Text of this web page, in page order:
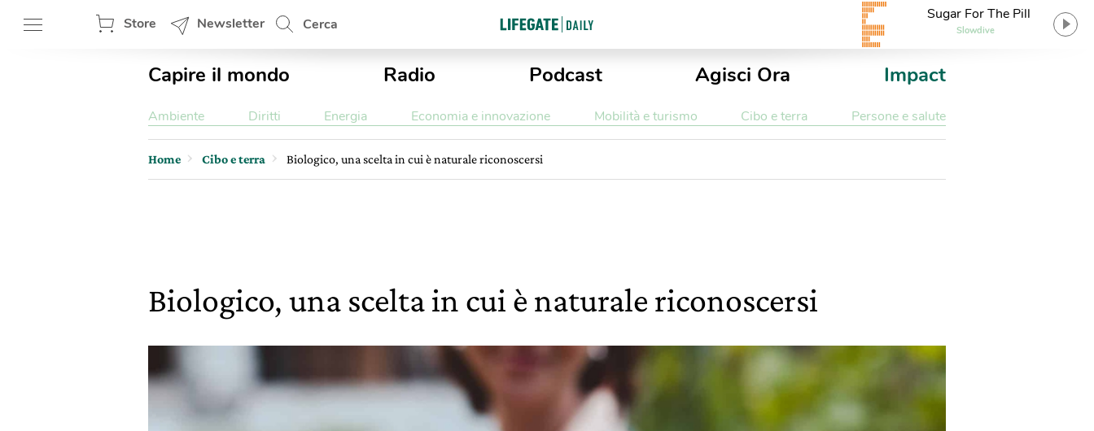
Store Newsletter Cerca
Sugar For The Pill
Slowdive
Capire il mondo Radio Podcast Agisci Ora Impact
Ambiente Diritti Energia Economia e innovazione Mobilità e turismo Cibo e terra Persone e salute
Home Cibo e terra Biologico, una scelta in cui è naturale riconoscersi
Biologico, una scelta in cui è naturale riconoscersi